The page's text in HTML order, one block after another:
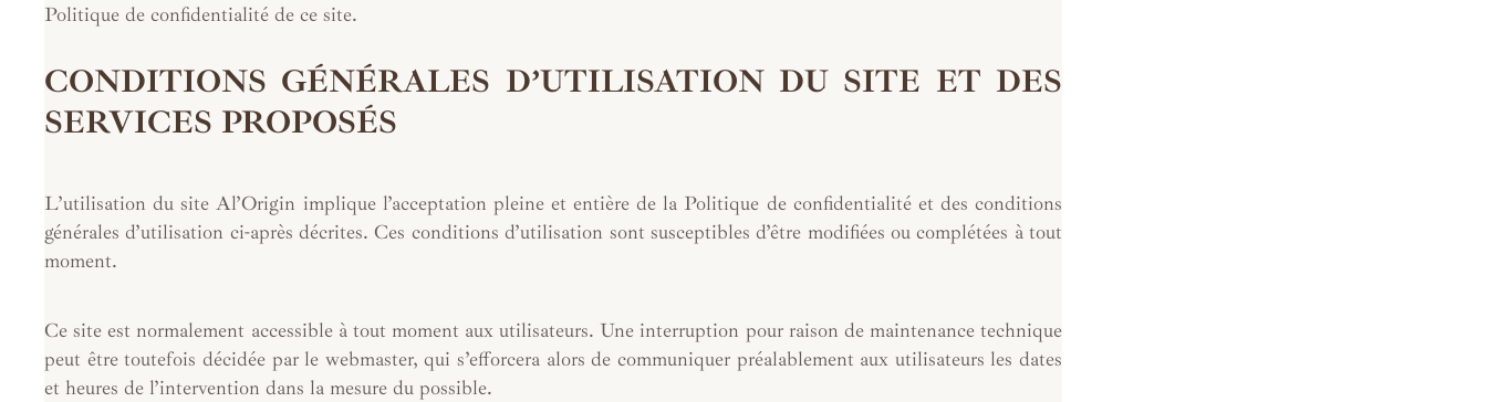
Politique de confidentialité de ce site.
CONDITIONS GÉNÉRALES D’UTILISATION DU SITE ET DES
SERVICES PROPOSÉS
L’utilisation du site Al’Origin implique l’acceptation pleine et entière de la Politique de confidentialité et des conditions
générales d’utilisation ci-après décrites. Ces conditions d’utilisation sont susceptibles d’être modifiées ou complétées à tout
moment.
Ce site est normalement accessible à tout moment aux utilisateurs. Une interruption pour raison de maintenance technique
peut être toutefois décidée par le webmaster, qui s’efforcera alors de communiquer préalablement aux utilisateurs les dates
et heures de l’intervention dans la mesure du possible.